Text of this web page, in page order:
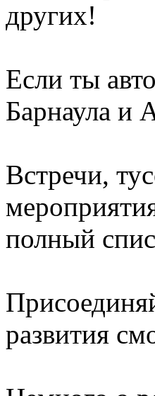
других!
Если ты
Барнаула и
Встречи,
полный
развития